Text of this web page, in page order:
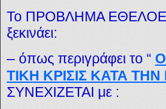
Το ΠΡΟΒΛΗΜΑ
ξεκινάει:
– όπως περιγράφει το “ Ο
ΤΙΚΗ ΚΡΙΣΙΣ ΚΑΤΑ
ΣΥΝΕΧΙΖΕΤΑΙ με :